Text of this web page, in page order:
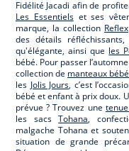
Fidélité Jacadi afin de
Les Essentielset ses
marque, la collection Reflex
des détails
qu'élégante, ainsi que les
bébé. Pour passer
collection de manteaux
les Jolis Jours, c’est
bébé et enfant à prix doux.
prévue ? Trouvez une
les sacsTohana,
malgache Tohana et
situation de grande